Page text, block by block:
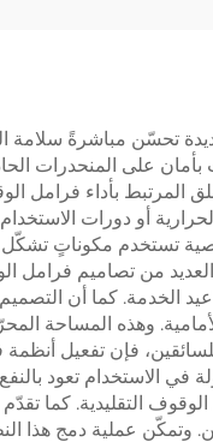
تحسّن مباشرةً سلامة
بأمان على المنحدرات
المرتبط بأداء فرامل
أو دورات
تستخدم مكوناتٍ
من تصاميم فرامل
الخدمة. كما أن
وهذه المساحة
للسائقين، فإن تفعيل
في الاستخدام تعود
التقليدية. كما
وتمكّن عملية دمج هذا